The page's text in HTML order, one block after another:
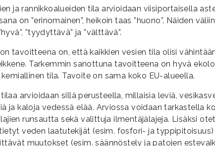
ja rannikkoalueiden tila arvioidaan viisiportaisella
on ”erinomainen”, heikoin taas ”huono”. Näiden väliin
”tyydyttävä” ja ”välttävä”.
tavoitteena on, että kaikkien vesien tila olisi
Tarkemmin sanottuna tavoitteena on hyvä
tila. Tavoite on sama koko EU-alueella.
arvioidaan sillä perusteella, millaisia leviä,
ja kaloja vedessä elää. Arviossa voidaan tarkastella
runsautta sekä valittuja ilmentäjälajeja. Lisäksi
veden laatutekijät (esim. fosfori- ja typpipitoisuus)
muutokset (esim. säännöstely ja patojen